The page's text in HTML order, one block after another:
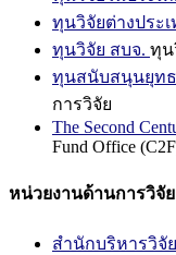
ทุนวิจัยต่างประ
ทุนวิจัย สบจ. ทุน
ทุนสนับสนุนยุทธ
การวิจัย
The Second
Fund Office
หน่วยงานด้านการวิจัย
สำนักบริหารวิจัย